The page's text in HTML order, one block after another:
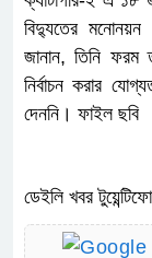
বিদ্যুতের মনোনয়ন
জানান, তিনি ফরম
নির্বাচন করার
দেননি। ফাইল ছবি
ডেইলি খবর